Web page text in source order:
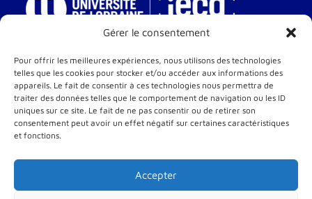
Gérer le consentement
Pour offrir les meilleures expériences, nous utilisons des technologies
telles que les cookies pour stocker et/ou accéder aux informations des
appareils. Le fait de consentir à ces technologies nous permettra de
traiter des données telles que le comportement de navigation ou les ID
uniques sur ce site. Le fait de ne pas consentir ou de retirer son
consentement peut avoir un effet négatif sur certaines caractéristiques
et fonctions.
Accepter
IECA – Institut Européen de Cinéma et d’Audiovisuel
Une composante de l’Université de Lorraine
10 rue Michel Ney
54000 Nancy
RESTONS CONNECTÉS